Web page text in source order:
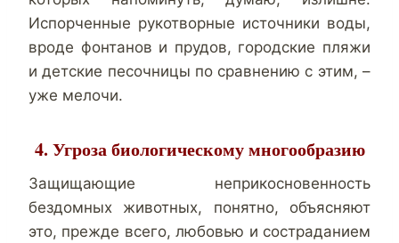
Испорченные рукотворные источники воды,
вроде фонтанов и прудов, городские пляжи
и детские песочницы по сравнению с этим, –
уже мелочи.
4. Угроза биологическому многообразию
Защищающие неприкосновенность
бездомных животных, понятно, объясняют
это, прежде всего, любовью и состраданием